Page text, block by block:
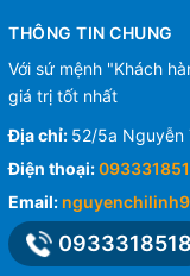
THÔNG TIN CHUNG
Với sứ mệnh "Khách
giá trị tốt nhất
Địa chỉ: 52/5a Nguyễn
Điện thoại:
Email:
0933318518